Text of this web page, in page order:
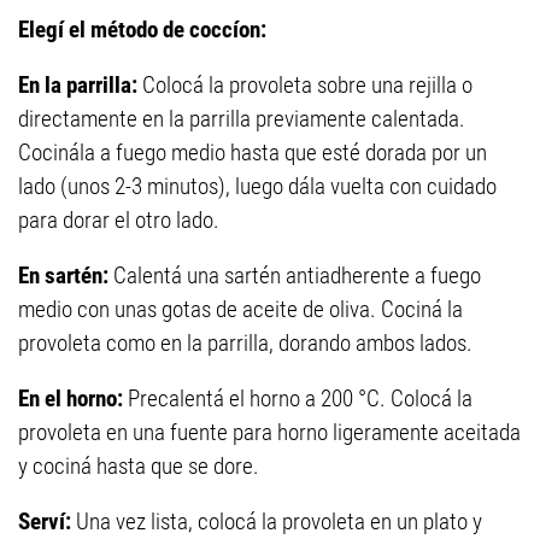
Elegí el método de coccíon:
En la parrilla: Colocá la provoleta sobre una rejilla o
directamente en la parrilla previamente calentada.
Cocinála a fuego medio hasta que esté dorada por un
lado (unos 2-3 minutos), luego dála vuelta con cuidado
para dorar el otro lado.
En sartén: Calentá una sartén antiadherente a fuego
medio con unas gotas de aceite de oliva. Cociná la
provoleta como en la parrilla, dorando ambos lados.
En el horno: Precalentá el horno a 200 °C. Colocá la
provoleta en una fuente para horno ligeramente aceitada
y cociná hasta que se dore.
Serví: Una vez lista, colocá la provoleta en un plato y